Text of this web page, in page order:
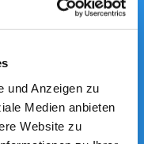
und Anzeigen zu
Medien anbieten
Website zu